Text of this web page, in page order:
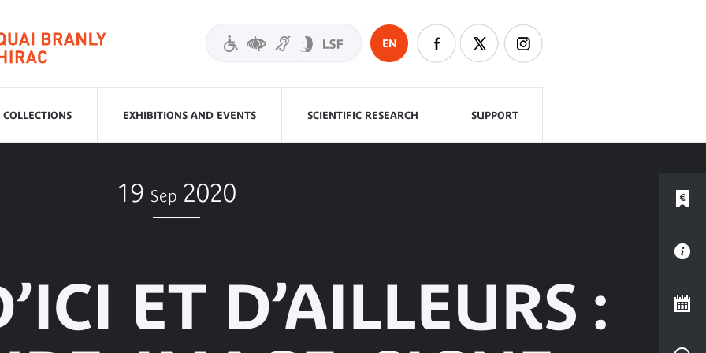
EN
COLLECTIONS EXHIBITIONS AND EVENTS SCIENTIFIC RESEARCH SUPPORT
19 Sep 2020
ET D’AILLEURS :